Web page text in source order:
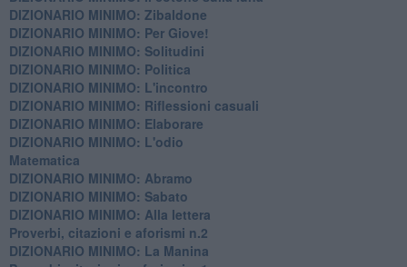
DIZIONARIO MINIMO: Zibaldone
DIZIONARIO MINIMO: Per Giove!
DIZIONARIO MINIMO: Solitudini
DIZIONARIO MINIMO: Politica
DIZIONARIO MINIMO: L'incontro
DIZIONARIO MINIMO: Riflessioni casuali
DIZIONARIO MINIMO: Elaborare
DIZIONARIO MINIMO: L'odio
​Matematica
DIZIONARIO MINIMO: Abramo
DIZIONARIO MINIMO: Sabato
​DIZIONARIO MINIMO: Alla lettera
Proverbi, citazioni e aforismi n.2
DIZIONARIO MINIMO: La Manina